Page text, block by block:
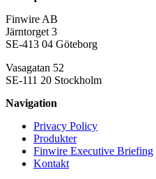
Finwire AB
Järntorget 3
SE-413 04 Göteborg
Vasagatan 52
SE-111 20 Stockholm
Navigation
Privacy Policy
Produkter
Finwire Executive Briefing
Kontakt